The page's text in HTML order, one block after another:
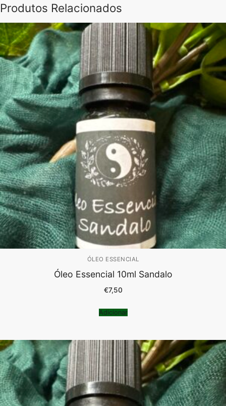
Produtos Relacionados
ÓLEO ESSENCIAL
Óleo Essencial 10ml Sandalo
€7,50
Adicionar